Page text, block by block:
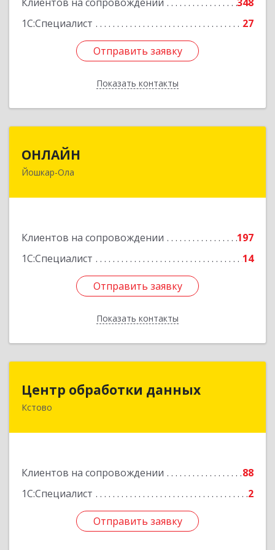
1С:Специалист
27
Отправить заявку
Показать контакты
Отправить заявку
Назад
ОНЛАЙН
Йошкар-Ола
Клиентов на сопровождении
197
1С:Специалист
14
Отправить заявку
Показать контакты
424000, Марий Эл Респ, Йошкар-Ола г,
Отправить заявку
Назад
Центр обработки данных
Кстово
Клиентов на сопровождении
88
1С:Специалист
2
Отправить заявку
Центр обработки данных
607650, Нижегородская обл, Кстово г, Победы
Отправить заявку